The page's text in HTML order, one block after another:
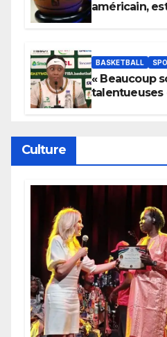
américain,
BASKETBALL
« Beaucoup
talentueuses
Culture